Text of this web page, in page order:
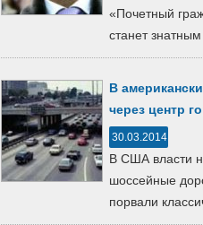
«Почетный
станет
В
через центр
30.03.2014
В США власти
шоссейные
порвали